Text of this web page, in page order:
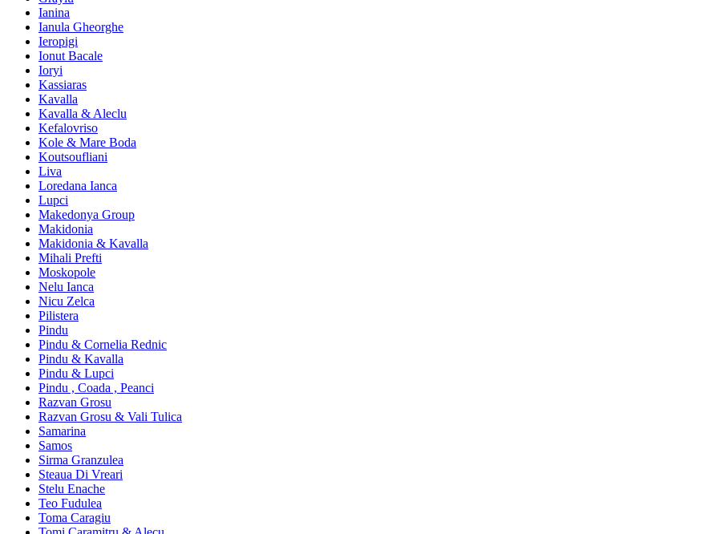
Ianina
Ianula Gheorghe
Ieropigi
Ionut Bacale
Ioryi
Kassiaras
Kavalla
Kavalla & Aleclu
Kefalovriso
Kole & Mare Boda
Koutsoufliani
Liva
Loredana Ianca
Lupci
Makedonya Group
Makidonia
Makidonia & Kavalla
Mihali Prefti
Moskopole
Nelu Ianca
Nicu Zelca
Pilistera
Pindu
Pindu & Cornelia Rednic
Pindu & Kavalla
Pindu & Lupci
Pindu , Coada , Peanci
Razvan Grosu
Razvan Grosu & Vali Tulica
Samarina
Samos
Sirma Granzulea
Steaua Di Vreari
Stelu Enache
Teo Fudulea
Toma Caragiu